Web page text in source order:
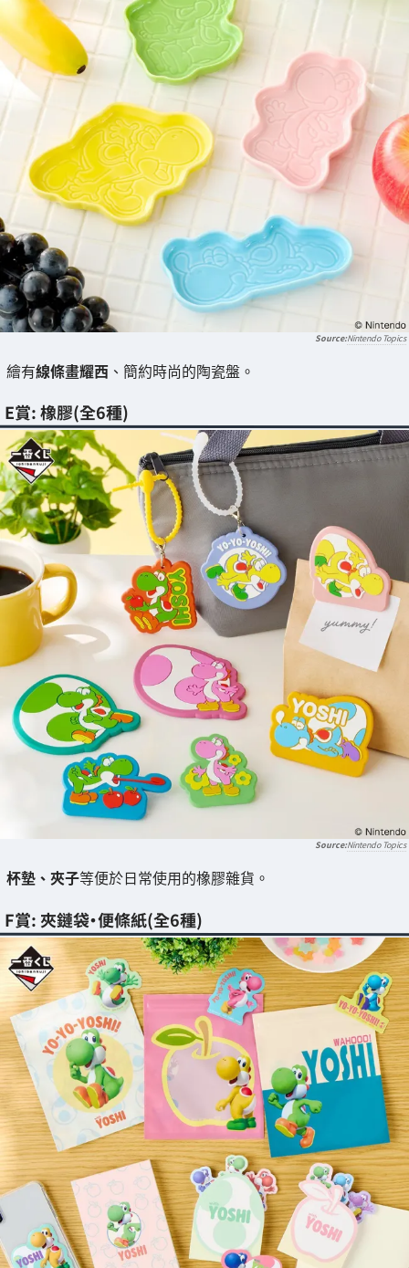
Nintendo Topics
繪有線條畫耀西 、簡約時尚的陶瓷盤。
E賞: 橡膠(全6種)
Nintendo Topics
杯墊、夾子等便於日常使用的橡膠雜貨。
F賞: 夾鏈袋・便條紙(全6種)